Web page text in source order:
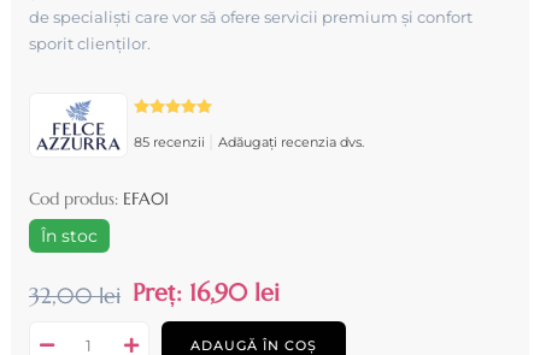
de specialiști care vor să ofere servicii premium și confort
sporit clienților.
85 recenzii Adăugați recenzia dvs.
Cod produs: EFA01
În stoc
32,00 lei Preț: 16,90 lei
ADAUGĂ ÎN COȘ